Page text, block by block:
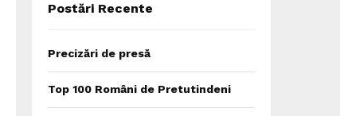
Postări Recente
Precizări de presă
Top 100 Români de Pretutindeni